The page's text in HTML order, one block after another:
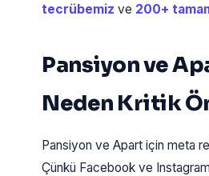
tecrübemiz ve 200+
Pansiyon ve
Neden Kritik
Pansiyon ve Apart için meta
Çünkü Facebook ve